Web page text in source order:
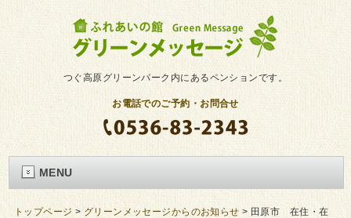
つぐ高原グリーンパーク内にあるペンションです。
お電話でのご予約・お問合せ
MENU
トップページ > グリーンメッセージからのお知らせ > 田原市 在住・在